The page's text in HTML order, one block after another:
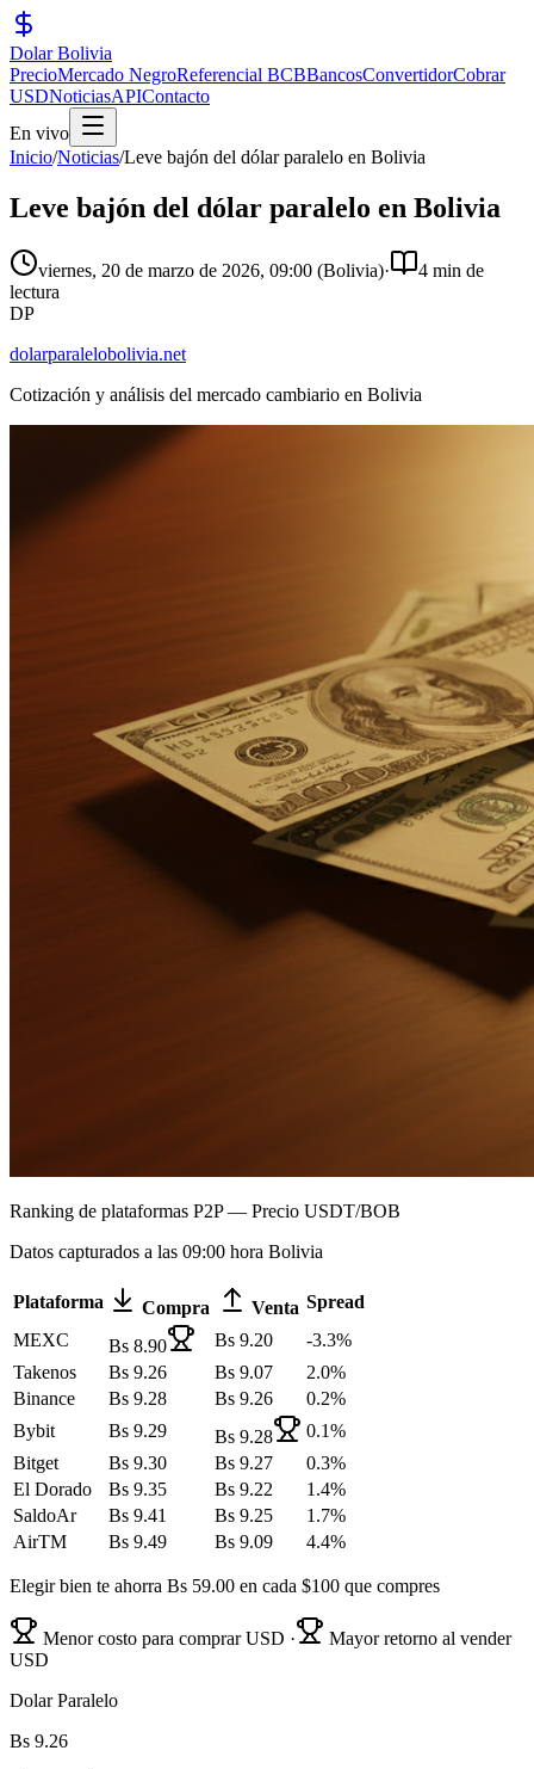
Dolar Bolivia
PrecioMercado NegroReferencial BCBBancosConvertidorCobrar
USDNoticiasAPIContacto
En vivo
Inicio/Noticias/Leve bajón del dólar paralelo en Bolivia
Leve bajón del dólar paralelo en Bolivia
viernes, 20 de marzo de 2026, 09:00 (Bolivia)·
4 min de
lectura
DP
dolarparalelobolivia.net
Cotización y análisis del mercado cambiario en Bolivia
Ranking de plataformas P2P — Precio USDT/BOB
Datos capturados a las 09:00 hora Bolivia
Plataforma Compra Venta Spread
MEXC
Bs 8.90 Bs 9.20 -3.3%
Takenos
Bs 9.26 Bs 9.07 2.0%
Binance
Bs 9.28 Bs 9.26 0.2%
Bybit
Bs 9.29 Bs 9.28 0.1%
Bitget
Bs 9.30 Bs 9.27 0.3%
El Dorado
Bs 9.35 Bs 9.22 1.4%
SaldoAr
Bs 9.41 Bs 9.25 1.7%
AirTM
Bs 9.49 Bs 9.09 4.4%
Elegir bien te ahorra Bs 59.00 en cada $100 que compres
Menor costo para comprar USD ·
Mayor retorno al vender
USD
Dolar Paralelo
Bs 9.26